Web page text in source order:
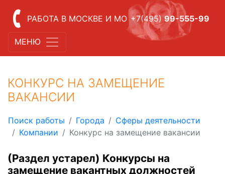
РАБОТА В МОСКВЕ И МО +7(495) 99-555-99
МЕНЮ
КОНКУРС НА ЗАМЕЩЕНИЕ
ВАКАНСИИ
Поиск работы Города
Сферы деятельности
Компании
Конкурс на замещение вакансии
(Раздел устарел) Конкурсы на
замещение вакантных должностей